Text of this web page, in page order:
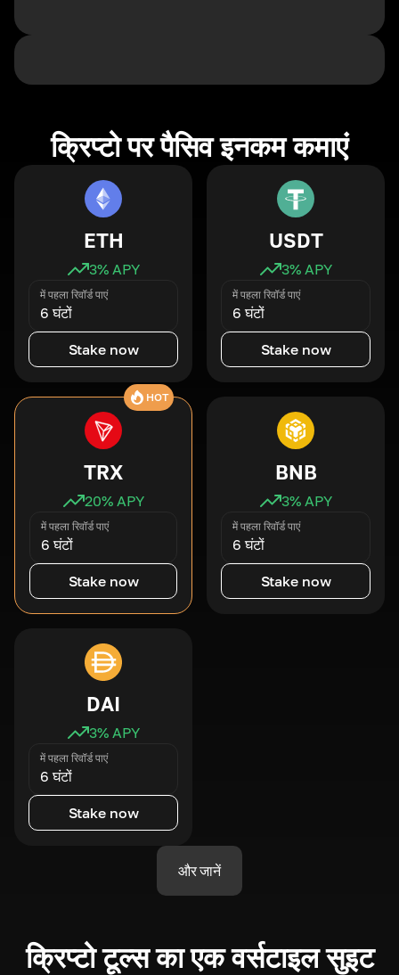
क्रिप्टो पर पैसिव इनकम कमाएं
ETH
3% APY
में पहला रिवॉर्ड पाएं
6 घंटों
Stake now
USDT
3% APY
में पहला रिवॉर्ड पाएं
6 घंटों
Stake now
HOT
TRX
20% APY
में पहला रिवॉर्ड पाएं
6 घंटों
Stake now
BNB
3% APY
में पहला रिवॉर्ड पाएं
6 घंटों
Stake now
DAI
3% APY
में पहला रिवॉर्ड पाएं
6 घंटों
Stake now
और जानें
क्रिप्टो टूल्स का एक वर्सटाइल सुइट